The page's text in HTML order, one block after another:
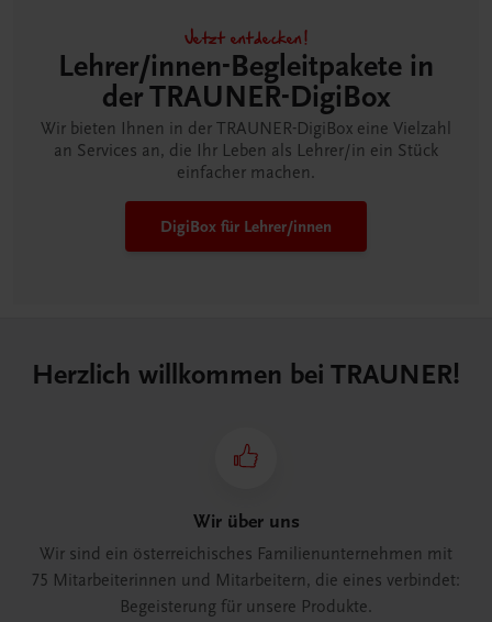
Jetzt entdecken!
Lehrer/innen-Begleitpakete in
der TRAUNER-DigiBox
Wir bieten Ihnen in der TRAUNER-DigiBox eine Vielzahl
an Services an, die Ihr Leben als Lehrer/in ein Stück
einfacher machen.
DigiBox für Lehrer/innen
Herzlich willkommen bei TRAUNER!
Wir über uns
Wir sind ein österreichisches Familienunternehmen mit
75 Mitarbeiterinnen und Mitarbeitern, die eines verbindet:
Begeisterung für unsere Produkte.